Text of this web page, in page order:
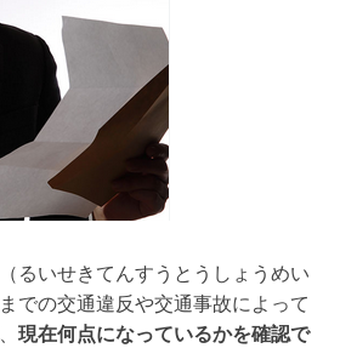
るいせきてんすうとうしょうめい
での交通違反や交通事故によって
現在何点になっているかを確認で